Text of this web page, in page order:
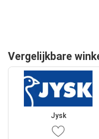
Vergelijkbare
Jysk